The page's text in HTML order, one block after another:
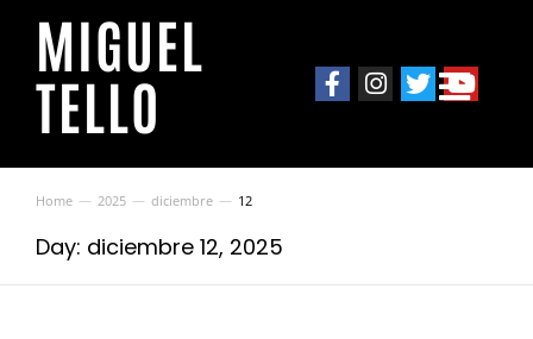
MIGUEL
TELLO
You are here:
Home 2025 diciembre 12
Day: diciembre 12, 2025